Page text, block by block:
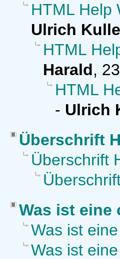
HTML Help
Ulrich Kulle
HTML
Harald,
HTML
- Ulrich
Überschrift
Überschrift
Was ist eine
Was ist
Was ist